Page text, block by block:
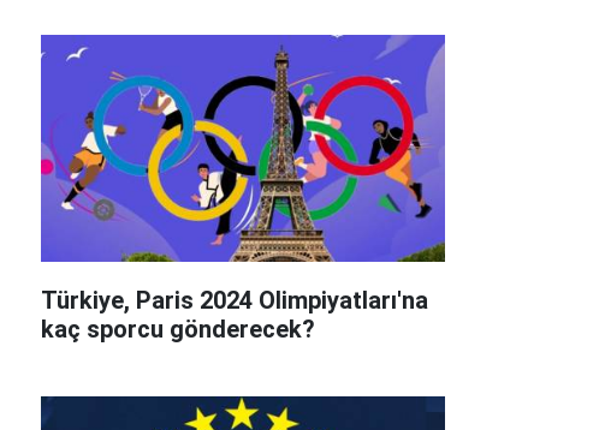
Türkiye, Paris 2024 Olimpiyatları'na
kaç sporcu gönderecek?